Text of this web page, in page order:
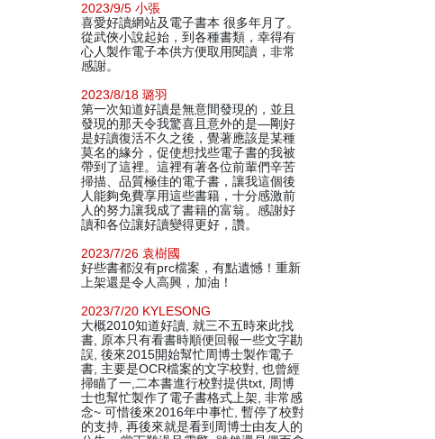
2023/9/5 小張
喜愛好讀網站及電子書本 很多年月了。
從武俠小說起始，到各種書類，幸得有
心人製作電子本供方便取用閱讀，非常
感謝。
2023/8/18 璐羽
第一次知道好讀是無意間發現的，並且
發現的那天令我驚喜且意外的是—剛好
是好讀復活不久之後，覺著應該是某種
莫名的緣分，促使想找些電子書的我被
帶到了這裡。這裡有著各位前輩們辛苦
掃描、品質極佳的電子書，讓我這個後
人能夠免費享用這些書籍，十分感激前
人的努力讓我成了書籍的富翁。感謝好
讀和各位讓好讀變得更好，讚。
2023/7/26 袁樹國
好些書都沒有prc檔案，有點遺憾！重新
上架還是令人高興，加油！
2023/7/20 KYLESONG
大概2010知道好讀, 就三不五時來此找
書, 原本只有看書時順便回報一些文字勘
誤, 後來2015開始幫忙周博士製作電子
書, 主要是OCR檔案的文字校對, 也曾經
掃瞄了一,二本書進行校對提供txt, 周博
士也幫忙製作了電子書格式上架, 非常感
念~ 可惜後來2016年中事忙, 暫停了校對
的支持, 再後來就是看到周博士由友人的